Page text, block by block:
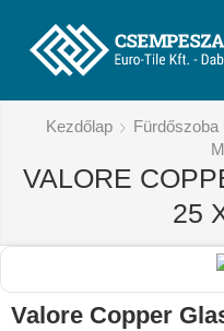
Kezdőlap Fürdőszoba
VALORE
25
Valore Copper